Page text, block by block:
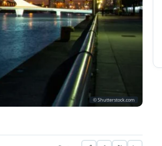
© Shutterstock.com